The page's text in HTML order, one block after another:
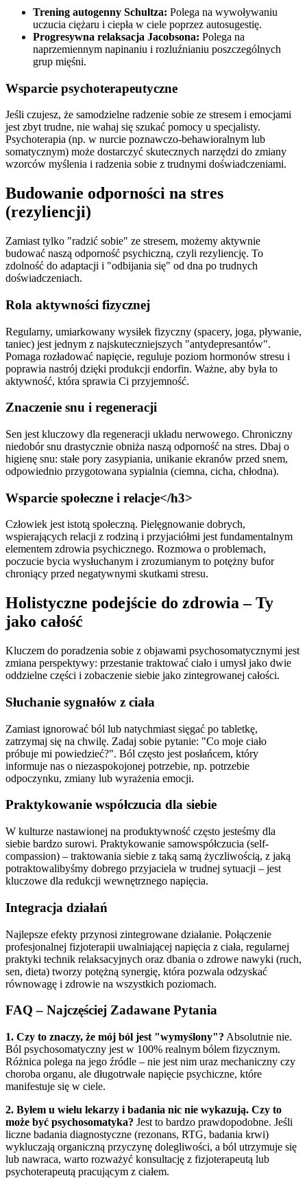
Trening autogenny Schultza: Polega na wywoływaniu
uczucia ciężaru i ciepła w ciele poprzez autosugestię.
Progresywna relaksacja Jacobsona: Polega na
naprzemiennym napinaniu i rozluźnianiu poszczególnych
grup mięśni.
Wsparcie psychoterapeutyczne
Jeśli czujesz, że samodzielne radzenie sobie ze stresem i emocjami
jest zbyt trudne, nie wahaj się szukać pomocy u specjalisty.
Psychoterapia (np. w nurcie poznawczo-behawioralnym lub
somatycznym) może dostarczyć skutecznych narzędzi do zmiany
wzorców myślenia i radzenia sobie z trudnymi doświadczeniami.
Budowanie odporności na stres
(rezyliencji)
Zamiast tylko "radzić sobie" ze stresem, możemy aktywnie
budować naszą odporność psychiczną, czyli rezyliencję. To
zdolność do adaptacji i "odbijania się" od dna po trudnych
doświadczeniach.
Rola aktywności fizycznej
Regularny, umiarkowany wysiłek fizyczny (spacery, joga, pływanie,
taniec) jest jednym z najskuteczniejszych "antydepresantów".
Pomaga rozładować napięcie, reguluje poziom hormonów stresu i
poprawia nastrój dzięki produkcji endorfin. Ważne, aby była to
aktywność, która sprawia Ci przyjemność.
Znaczenie snu i regeneracji
Sen jest kluczowy dla regeneracji układu nerwowego. Chroniczny
niedobór snu drastycznie obniża naszą odporność na stres. Dbaj o
higienę snu: stałe pory zasypiania, unikanie ekranów przed snem,
odpowiednio przygotowana sypialnia (ciemna, cicha, chłodna).
Wsparcie społeczne i relacje</h3>
Człowiek jest istotą społeczną. Pielęgnowanie dobrych,
wspierających relacji z rodziną i przyjaciółmi jest fundamentalnym
elementem zdrowia psychicznego. Rozmowa o problemach,
poczucie bycia wysłuchanym i zrozumianym to potężny bufor
chroniący przed negatywnymi skutkami stresu.
Holistyczne podejście do zdrowia – Ty
jako całość
Kluczem do poradzenia sobie z objawami psychosomatycznymi jest
zmiana perspektywy: przestanie traktować ciało i umysł jako dwie
oddzielne części i zobaczenie siebie jako zintegrowanej całości.
Słuchanie sygnałów z ciała
Zamiast ignorować ból lub natychmiast sięgać po tabletkę,
zatrzymaj się na chwilę. Zadaj sobie pytanie: "Co moje ciało
próbuje mi powiedzieć?". Ból często jest posłańcem, który
informuje nas o niezaspokojonej potrzebie, np. potrzebie
odpoczynku, zmiany lub wyrażenia emocji.
Praktykowanie współczucia dla siebie
W kulturze nastawionej na produktywność często jesteśmy dla
siebie bardzo surowi. Praktykowanie samowspółczucia (self-
compassion) – traktowania siebie z taką samą życzliwością, z jaką
potraktowalibyśmy dobrego przyjaciela w trudnej sytuacji – jest
kluczowe dla redukcji wewnętrznego napięcia.
Integracja działań
Najlepsze efekty przynosi zintegrowane działanie. Połączenie
profesjonalnej fizjoterapii uwalniającej napięcia z ciała, regularnej
praktyki technik relaksacyjnych oraz dbania o zdrowe nawyki (ruch,
sen, dieta) tworzy potężną synergię, która pozwala odzyskać
równowagę i zdrowie na wszystkich poziomach.
FAQ – Najczęściej Zadawane Pytania
1. Czy to znaczy, że mój ból jest "wymyślony"? Absolutnie nie.
Ból psychosomatyczny jest w 100% realnym bólem fizycznym.
Różnica polega na jego źródle – nie jest nim uraz mechaniczny czy
choroba organu, ale długotrwałe napięcie psychiczne, które
manifestuje się w ciele.
2. Byłem u wielu lekarzy i badania nic nie wykazują. Czy to
może być psychosomatyka? Jest to bardzo prawdopodobne. Jeśli
liczne badania diagnostyczne (rezonans, RTG, badania krwi)
wykluczają organiczną przyczynę dolegliwości, a ból utrzymuje się
lub nawraca, warto rozważyć konsultację z fizjoterapeutą lub
psychoterapeutą pracującym z ciałem.